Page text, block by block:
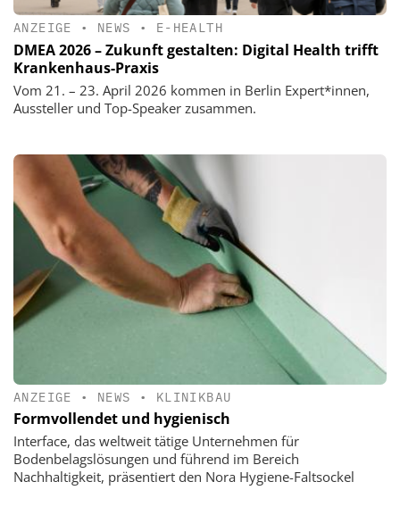
ANZEIGE • NEWS • E-HEALTH
DMEA 2026 – Zukunft gestalten: Digital Health trifft
Krankenhaus-Praxis
Vom 21. – 23. April 2026 kommen in Berlin Expert*innen,
Aussteller und Top-Speaker zusammen.
ANZEIGE • NEWS • KLINIKBAU
Formvollendet und hygienisch
Interface, das weltweit tätige Unternehmen für
Bodenbelagslösungen und führend im Bereich
Nachhaltigkeit, präsentiert den Nora Hygiene-Faltsockel